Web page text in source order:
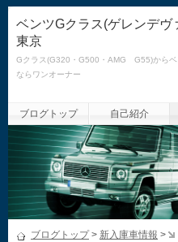
ベンツGクラス(ゲレンデヴ
東京
Gクラス(G320・G500・AMG G55)からベ
ならワンオーナー
ブログトップ 自己紹介
ブログトップ> 新入庫車情報 >